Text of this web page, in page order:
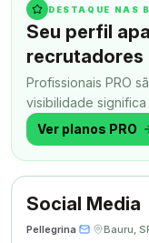
DESTAQUE NAS
Seu perfil
recrutadores
Profissionais PRO
visibilidade
todo momento.
Ver planos PRO
Social Media
Pellegrina· · Bauru,